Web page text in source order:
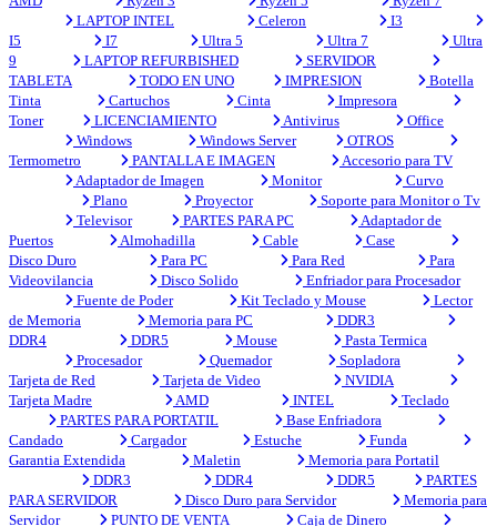
LAPTOP INTEL
Celeron
I3
I5
I7 Ultra 5 Ultra 7
Ultra
9
LAPTOP REFURBISHED
SERVIDOR
TABLETA
TODO EN UNO IMPRESION
Botella
Tinta
Cartuchos Cinta
Impresora
Toner
LICENCIAMIENTO Antivirus
Office
Windows
Windows Server
OTROS
Termometro
PANTALLA E IMAGEN
Accesorio para TV
Adaptador de Imagen
Monitor
Curvo
Plano
Proyector
Soporte para Monitor o Tv
Televisor
PARTES PARA PC
Adaptador de
Puertos
Almohadilla Cable
Case
Disco Duro
Para PC Para Red
Para
Videovilancia
Disco Solido
Enfriador para Procesador
Fuente de Poder
Kit Teclado y Mouse
Lector
de Memoria
Memoria para PC
DDR3
DDR4
DDR5 Mouse
Pasta Termica
Procesador
Quemador
Sopladora
Tarjeta de Red
Tarjeta de Video
NVIDIA
Tarjeta Madre
AMD INTEL
Teclado
PARTES PARA PORTATIL
Base Enfriadora
Candado
Cargador Estuche
Funda
Garantia Extendida
Maletin
Memoria para Portatil
DDR3
DDR4 DDR5
PARTES
PARA SERVIDOR
Disco Duro para Servidor
Memoria para
Servidor
PUNTO DE VENTA Caja de Dinero